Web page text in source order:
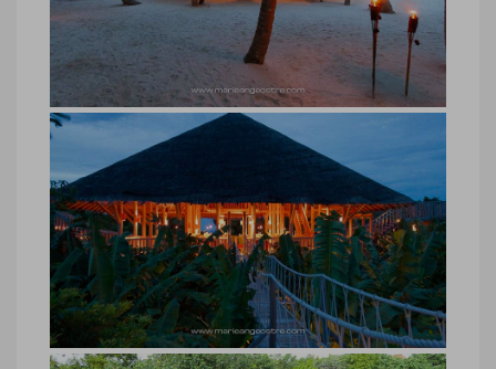
Maldives, restaurant, Soneva Fushi
Maldives, restaurant, Soneva Fushi ©
Marie-Ange Ostré